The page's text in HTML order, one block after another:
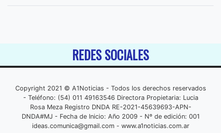
REDES SOCIALES
Copyright 2021 © A1Noticias - Todos los derechos reservados
- Teléfono: (54) 011 49163546 Directora Propietaria: Lucia
Rosa Meza Registro DNDA RE-2021-45639693-APN-
DNDA#MJ - Fecha de Inicio: Año 2009 - Nº de edición: 001
ideas.comunica@gmail.com- www.a1noticias.com.ar